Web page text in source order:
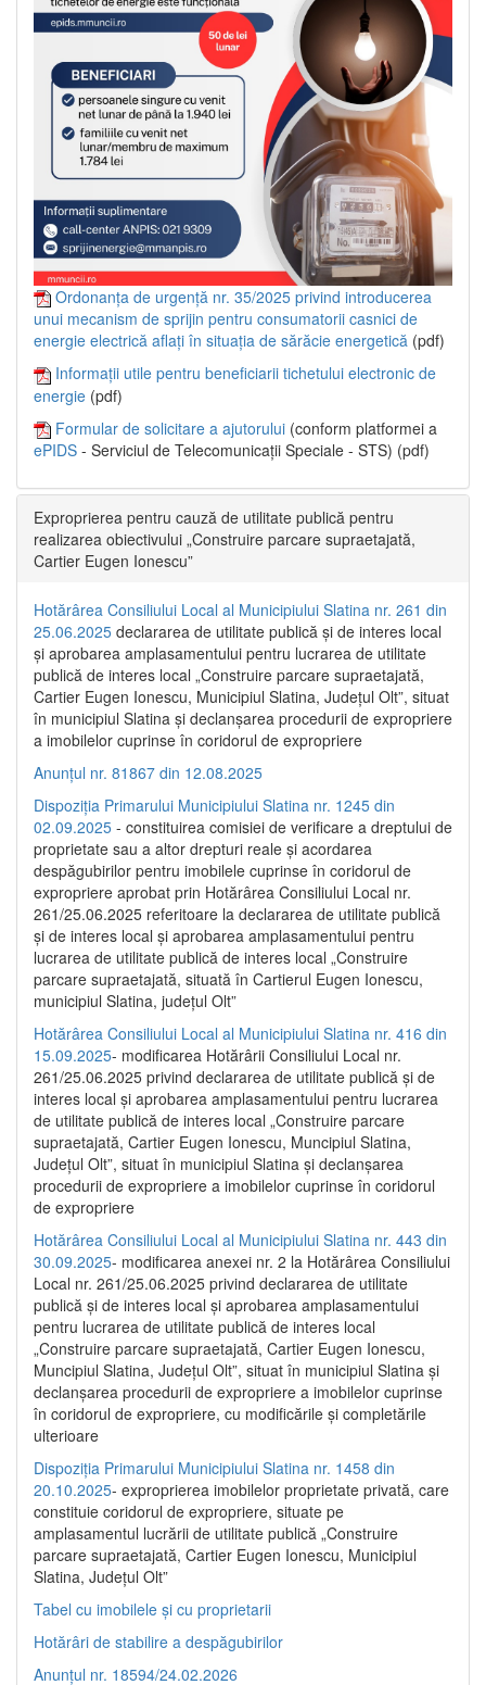
Ordonanța de urgență nr. 35/2025 privind introducerea
unui mecanism de sprijin pentru consumatorii casnici de
energie electrică aflați în situația de sărăcie energetică (pdf)
Informații utile pentru beneficiarii tichetului electronic de
energie (pdf)
Formular de solicitare a ajutorului (conform platformei a
ePIDS - Serviciul de Telecomunicații Speciale - STS) (pdf)
Exproprierea pentru cauză de utilitate publică pentru
realizarea obiectivului „Construire parcare supraetajată,
Cartier Eugen Ionescu”
Hotărârea Consiliului Local al Municipiului Slatina nr. 261 din
25.06.2025 declararea de utilitate publică și de interes local
și aprobarea amplasamentului pentru lucrarea de utilitate
publică de interes local „Construire parcare supraetajată,
Cartier Eugen Ionescu, Municipiul Slatina, Județul Olt”, situat
în municipiul Slatina și declanșarea procedurii de expropriere
a imobilelor cuprinse în coridorul de expropriere
Anunțul nr. 81867 din 12.08.2025
Dispoziția Primarului Municipiului Slatina nr. 1245 din
02.09.2025 - constituirea comisiei de verificare a dreptului de
proprietate sau a altor drepturi reale și acordarea
despăgubirilor pentru imobilele cuprinse în coridorul de
expropriere aprobat prin Hotărârea Consiliului Local nr.
261/25.06.2025 referitoare la declararea de utilitate publică
și de interes local și aprobarea amplasamentului pentru
lucrarea de utilitate publică de interes local „Construire
parcare supraetajată, situată în Cartierul Eugen Ionescu,
municipiul Slatina, județul Olt”
Hotărârea Consiliului Local al Municipiului Slatina nr. 416 din
15.09.2025- modificarea Hotărârii Consiliului Local nr.
261/25.06.2025 privind declararea de utilitate publică și de
interes local și aprobarea amplasamentului pentru lucrarea
de utilitate publică de interes local „Construire parcare
supraetajată, Cartier Eugen Ionescu, Muncipiul Slatina,
Județul Olt”, situat în municipiul Slatina și declanșarea
procedurii de expropriere a imobilelor cuprinse în coridorul
de expropriere
Hotărârea Consiliului Local al Municipiului Slatina nr. 443 din
30.09.2025- modificarea anexei nr. 2 la Hotărârea Consiliului
Local nr. 261/25.06.2025 privind declararea de utilitate
publică şi de interes local şi aprobarea amplasamentului
pentru lucrarea de utilitate publică de interes local
„Construire parcare supraetajată, Cartier Eugen Ionescu,
Muncipiul Slatina, Judeţul Olt”, situat în municipiul Slatina şi
declanşarea procedurii de expropriere a imobilelor cuprinse
în coridorul de expropriere, cu modificările şi completările
ulterioare
Dispoziția Primarului Municipiului Slatina nr. 1458 din
20.10.2025- exproprierea imobilelor proprietate privată, care
constituie coridorul de expropriere, situate pe
amplasamentul lucrării de utilitate publică „Construire
parcare supraetajată, Cartier Eugen Ionescu, Municipiul
Slatina, Județul Olt”
Tabel cu imobilele și cu proprietarii
Hotărâri de stabilire a despăgubirilor
Anunțul nr. 18594/24.02.2026